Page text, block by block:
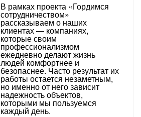
В рамках проекта «Гордимся
сотрудничеством»
рассказываем о наших
клиентах — компаниях,
которые своим
профессионализмом
ежедневно делают жизнь
людей комфортнее и
безопаснее. Часто результат их
работы остается незаметным,
но именно от него зависит
надежность объектов,
которыми мы пользуемся
каждый день.